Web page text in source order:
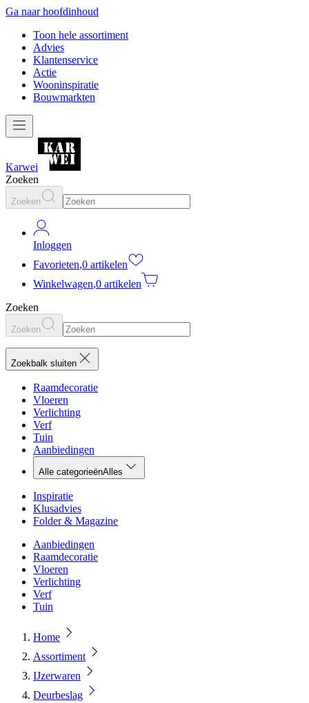
Ga naar hoofdinhoud
Toon hele assortiment
Advies
Klantenservice
Actie
Wooninspiratie
Bouwmarkten
Karwei
Zoeken
Zoeken
Inloggen
Favorieten,0 artikelen
Winkelwagen,0 artikelen
Zoeken
Zoeken
Zoekbalk sluiten
Raamdecoratie
Vloeren
Verlichting
Verf
Tuin
Aanbiedingen
Alle categorieënAlles
Inspiratie
Klusadvies
Folder & Magazine
Aanbiedingen
Raamdecoratie
Vloeren
Verlichting
Verf
Tuin
Home
Assortiment
IJzerwaren
Deurbeslag